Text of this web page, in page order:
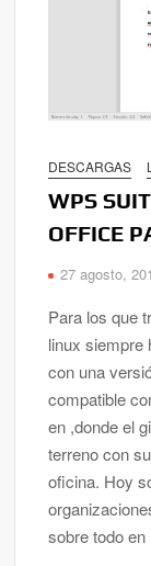
DESCARGAS
WPS
OFFICE
27 agosto,
Para los que
linux siempre
con una
compatible
en ,donde el
terreno con
oficina. Hoy
sobre todo